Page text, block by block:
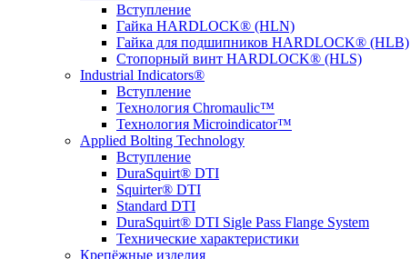
Вступление
Гайка HARDLOCK® (HLN)
Гайка для подшипников HARDLOCK® (HLB)
Стопорный винт HARDLOCK® (HLS)
Industrial Indicators®
Вступление
Технология Chromaulic™
Технология Microindicator™
Applied Bolting Technology
Вступление
DuraSquirt® DTI
Squirter® DTI
Standard DTI
DuraSquirt® DTI Sigle Pass Flange System
Технические характеристики
Крепёжные изделия